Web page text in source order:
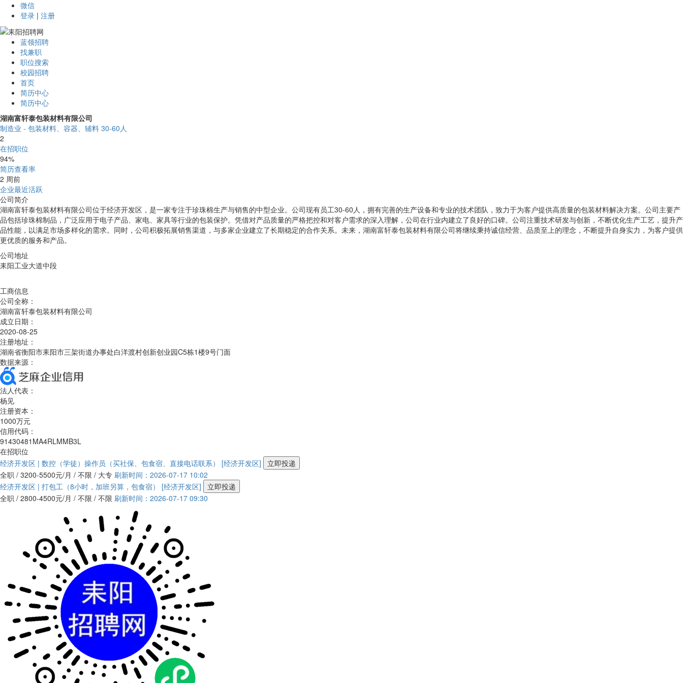
微信
登录 | 注册
蓝领招聘
找兼职
职位搜索
校园招聘
首页
简历中心
简历中心
湖南富轩泰包装材料有限公司
制造业 - 包装材料、容器、辅料 30-60人
2
在招职位
94%
简历查看率
2 周前
企业最近活跃
公司简介
湖南富轩泰包装材料有限公司位于经济开发区，是一家专注于珍珠棉生产与销售的中型企业。公司现有员工30-60人，拥有完善的生产设备和专业的技术团队，致力于为客户提供高质量的包装材料解决方案。公司主要产
品包括珍珠棉制品，广泛应用于电子产品、家电、家具等行业的包装保护。凭借对产品质量的严格把控和对客户需求的深入理解，公司在行业内建立了良好的口碑。公司注重技术研发与创新，不断优化生产工艺，提升产
品性能，以满足市场多样化的需求。同时，公司积极拓展销售渠道，与多家企业建立了长期稳定的合作关系。未来，湖南富轩泰包装材料有限公司将继续秉持诚信经营、品质至上的理念，不断提升自身实力，为客户提供
更优质的服务和产品。
公司地址
耒阳工业大道中段
工商信息
公司全称：
湖南富轩泰包装材料有限公司
成立日期：
2020-08-25
注册地址：
湖南省衡阳市耒阳市三架街道办事处白洋渡村创新创业园C5栋1楼9号门面
数据来源：
法人代表：
杨见
注册资本：
1000万元
信用代码：
91430481MA4RLMMB3L
在招职位
经济开发区 | 数控（学徒）操作员（买社保、包食宿、直接电话联系） [经济开发区]
立即投递
全职 / 3200-5500元/月 / 不限 / 大专 刷新时间：2026-07-17 10:02
经济开发区 | 打包工（8小时，加班另算，包食宿） [经济开发区]
立即投递
全职 / 2800-4500元/月 / 不限 / 不限 刷新时间：2026-07-17 09:30